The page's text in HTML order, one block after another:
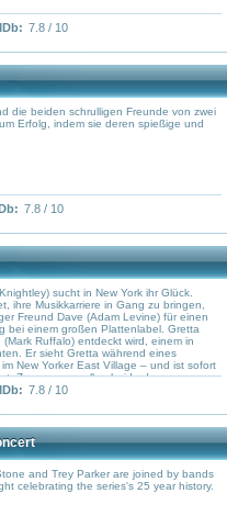
7.8 / 10
die beiden schrulligen Freunde von zwei
Erfolg, indem sie deren spießige und
7.8 / 10
sucht in New York ihr Glück.
ihre Musikkarriere in Gang zu bringen,
Freund Dave (Adam Levine) für einen
bei einem großen Plattenlabel. Gretta
Ruffalo) entdeckt wird, einem in
Er sieht Gretta während eines
New Yorker East Village – und ist sofort
Zusammen wollen beide den
einem Album, das sie an quirligen
Begegnung entsteht eine
und Bestätigung, die nicht nur das
auch den strauchelnden
7.8 / 10
and Trey Parker are joined by bands
celebrating the series's 25 year history.